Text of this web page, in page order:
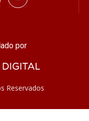
por
Reservados